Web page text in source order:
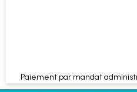
Paiement par mandat